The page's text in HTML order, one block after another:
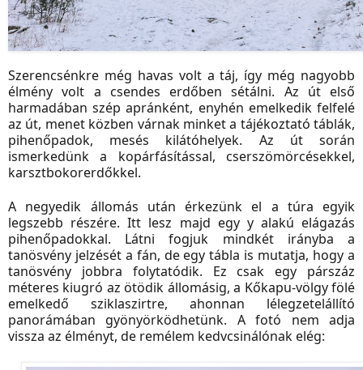
Szerencsénkre még havas volt a táj, így még nagyobb
élmény volt a csendes erdőben sétálni. Az út első
harmadában szép apránként, enyhén emelkedik felfelé
az út, menet közben várnak minket a tájékoztató táblák,
pihenőpadok, mesés kilátóhelyek. Az út során
ismerkedünk a kopárfásítással, cserszömörcésekkel,
karsztbokorerdőkkel.
A negyedik állomás után érkezünk el a túra egyik
legszebb részére. Itt lesz majd egy y alakú elágazás
pihenőpadokkal. Látni fogjuk mindkét irányba a
tanösvény jelzését a fán, de egy tábla is mutatja, hogy a
tanösvény jobbra folytatódik. Ez csak egy párszáz
méteres kiugró az ötödik állomásig, a Kőkapu-völgy fölé
emelkedő sziklaszirtre, ahonnan lélegzetelállító
panorámában gyönyörködhetünk. A fotó nem adja
vissza az élményt, de remélem kedvcsinálónak elég: